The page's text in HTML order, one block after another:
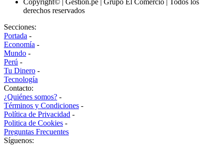
derechos reservados
Secciones:
Portada -
Economía -
Mundo -
Perú -
Tu Dinero -
Tecnología
Contacto:
¿Quiénes somos? -
Términos y Condiciones -
Política de Privacidad -
Politica de Cookies -
Preguntas Frecuentes
Síguenos: